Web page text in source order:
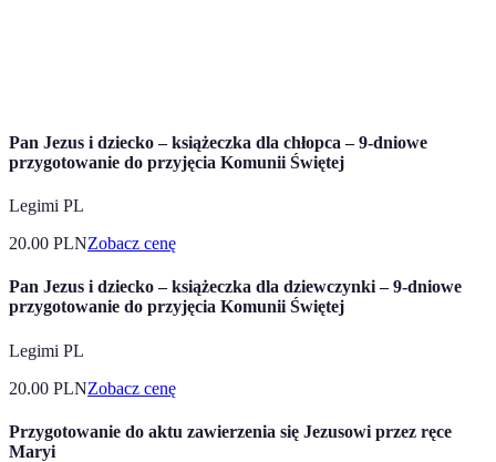
Pan Jezus i dziecko – książeczka dla chłopca – 9-dniowe
przygotowanie do przyjęcia Komunii Świętej
Legimi PL
20.00 PLNZobacz cenę
Pan Jezus i dziecko – książeczka dla dziewczynki – 9-dniowe
przygotowanie do przyjęcia Komunii Świętej
Legimi PL
20.00 PLNZobacz cenę
Przygotowanie do aktu zawierzenia się Jezusowi przez ręce
Maryi